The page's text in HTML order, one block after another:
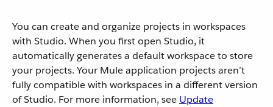
You can create and organize projects in workspaces
with Studio. When you first open Studio, it
automatically generates a default workspace to store
your projects. Your Mule application projects aren’t
fully compatible with workspaces in a different version
of Studio. For more information, see Update